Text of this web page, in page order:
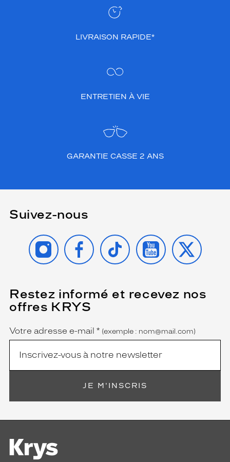
LIVRAISON RAPIDE*
ENTRETIEN À VIE
GARANTIE CASSE 2 ANS
Suivez-nous
INSTAGRAMFACEBOOK
TIKTOK YOUTUBE
X
Restez informé et recevez nos
offres KRYS
Name
Votre adresse e-mail *
(Ce
champ
est
obligatoire)
(exemple : nom@mail.com)
JE M'INSCRIS